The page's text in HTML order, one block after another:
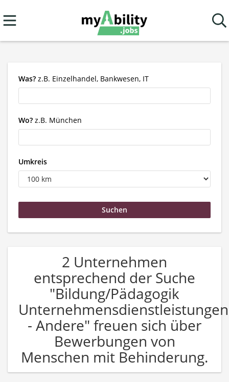
Was? z.B. Einzelhandel, Bankwesen, IT
Wo? z.B. München
Umkreis
2 Unternehmen
entsprechend der Suche
"Bildung/Pädagogik
Unternehmensdienstleistungen
- Andere" freuen sich über
Bewerbungen von
Menschen mit Behinderung.